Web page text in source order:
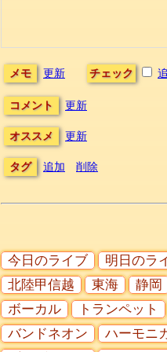
メモ 更新 チェック
コメント 更新
オススメ 更新
タグ 追加 削除
今日のライブ 明日のラ
北陸甲信越
東海 静岡
ボーカル
トランペット
バンドネオン
ハーモニ